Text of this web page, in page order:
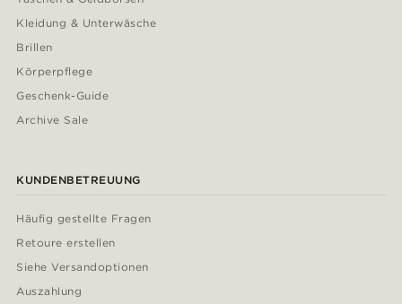
Kleidung & Unterwäsche
Brillen
Körperpflege
Geschenk-Guide
Archive Sale
KUNDENBETREUUNG
Häufig gestellte Fragen
Retoure erstellen
Siehe Versandoptionen
Auszahlung